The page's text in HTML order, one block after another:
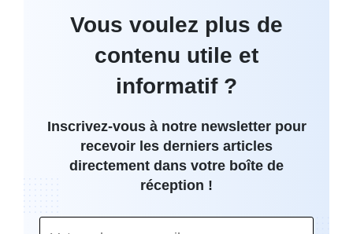
Vous voulez plus de
contenu utile et
informatif ?
Inscrivez-vous à notre newsletter pour
recevoir les derniers articles
directement dans votre boîte de
réception !